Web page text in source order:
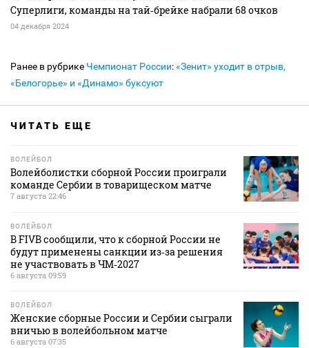
Суперлиги, команды на тай‑брейке набрали 68 очков
04 декабря 2024
Ранее в рубрике Чемпионат России:«Зенит» уходит в отрыв,
«Белогорье» и «Динамо» буксуют
ЧИТАТЬ ЕЩЕ
ВОЛЕЙБОЛ
Волейболистки сборной России проиграли
команде Сербии в товарищеском матче
7 августа 22:46
ВОЛЕЙБОЛ
В FIVB сообщили, что к сборной России не
будут применены санкции из‑за решения
не участвовать в ЧМ‑2027
6 августа 09:59
ВОЛЕЙБОЛ
Женские сборные России и Сербии сыграли
вничью в волейбольном матче
6 августа 07:35